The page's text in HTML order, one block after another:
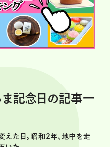
ま記念日の記事一
えた日。昭和2年、地中を走